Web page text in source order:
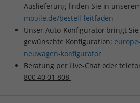
Auslieferung finden Sie in unserem
mobile.de/bestell-leitfaden
Unser Auto-Konfigurator bringt
gewünschte Konfiguration:
neuwagen-konfigurator
Beratung per Live-Chat oder
800 40 01 808